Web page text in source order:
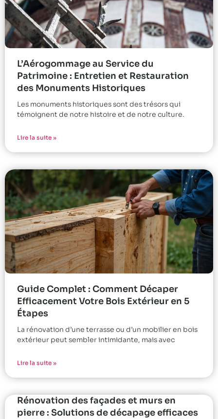
L’Aérogommage au Service du
Patrimoine : Entretien et Restauration
des Monuments Historiques
Les monuments historiques sont des trésors qui
témoignent de notre histoire et de notre culture.
Lire la suite »
Guide Complet : Comment Décaper
Efficacement Votre Bois Extérieur en 5
Étapes
La rénovation d’une terrasse ou d’un mobilier en bois
extérieur peut sembler intimidante, mais avec
Lire la suite »
Rénovation des façades et murs en
pierre : Solutions de décapage efficaces